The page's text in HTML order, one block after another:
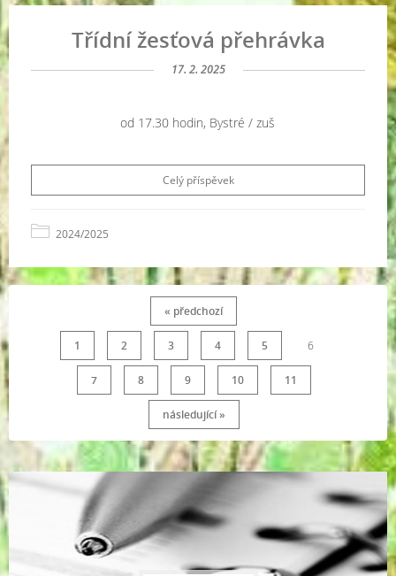
Třídní žesťová přehrávka
17. 2. 2025
od 17.30 hodin, Bystré / zuš
Celý příspěvek
2024/2025
« předchozí
1 2 3 4 5 6
7 8 9 10 11
následující »